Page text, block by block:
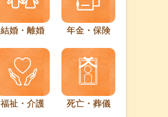
結婚・離婚 年金・保険
福祉・介護 死亡・葬儀